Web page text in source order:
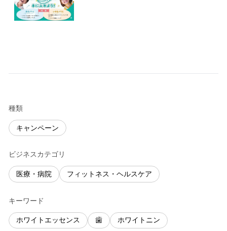
種類
キャンペーン
ビジネスカテゴリ
医療・病院 フィットネス・ヘルスケア
キーワード
ホワイトエッセンス 歯 ホワイトニン